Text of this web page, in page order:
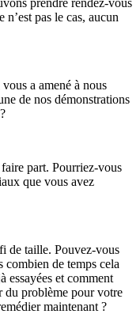
n’est pas le cas, aucun
a amené à nous
de nos démonstrations
part. Pourriez-vous
que vous avez
de taille. Pouvez-vous
combien de temps cela
essayées et comment
du problème pour votre
maintenant ?